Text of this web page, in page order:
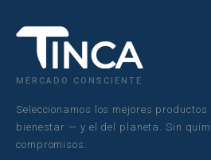
MERCADO CONSCIENTE
Seleccionamos los mejores
bienestar — y el del planeta. Sin
compromisos.